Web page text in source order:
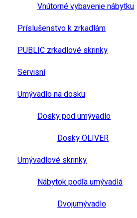
Vnútorné vybavenie nábytku
Príslušenstvo k zrkadlám
PUBLIC zrkadlové skrinky
Servisní
Umývadlo na dosku
Dosky pod umývadlo
Dosky OLIVER
Umývadlové skrinky
Nábytok podľa umývadlá
Dvojumývadlo